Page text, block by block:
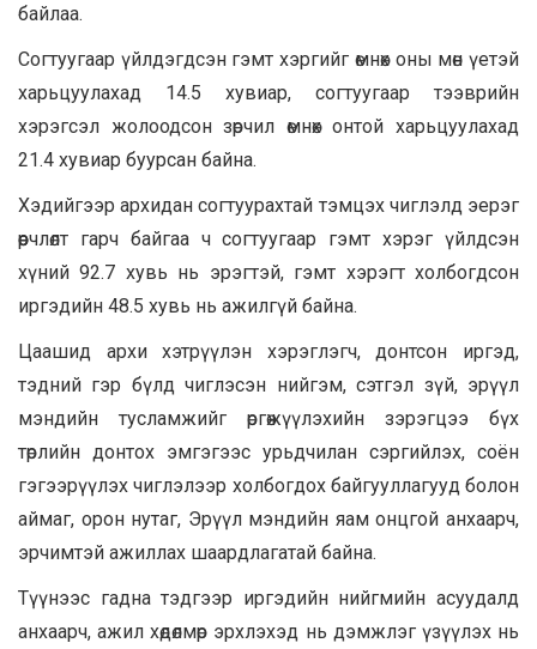
байлаа.
Согтуугаар үйлдэгдсэн гэмт хэргийг өмнөх оны мөн үетэй
харьцуулахад 14.5 хувиар, согтуугаар тээврийн
хэрэгсэл жолоодсон зөрчил өмнөх онтой харьцуулахад
21.4 хувиар буурсан байна.
Хэдийгээр архидан согтуурахтай тэмцэх чиглэлд эерэг
өөрчлөлт гарч байгаа ч согтуугаар гэмт хэрэг үйлдсэн
хүний 92.7 хувь нь эрэгтэй, гэмт хэрэгт холбогдсон
иргэдийн 48.5 хувь нь ажилгүй байна.
Цаашид архи хэтрүүлэн хэрэглэгч, донтсон иргэд,
тэдний гэр бүлд чиглэсэн нийгэм, сэтгэл зүй, эрүүл
мэндийн тусламжийг өргөжүүлэхийн зэрэгцээ бүх
төрлийн донтох эмгэгээс урьдчилан сэргийлэх, соён
гэгээрүүлэх чиглэлээр холбогдох байгууллагууд болон
аймаг, орон нутаг, Эрүүл мэндийн яам онцгой анхаарч,
эрчимтэй ажиллах шаардлагатай байна.
Түүнээс гадна тэдгээр иргэдийн нийгмийн асуудалд
анхаарч, ажил хөдөлмөр эрхлэхэд нь дэмжлэг үзүүлэх нь